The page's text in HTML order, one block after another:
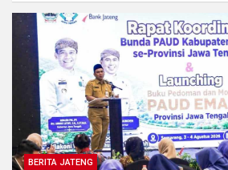
BERITA JATENG